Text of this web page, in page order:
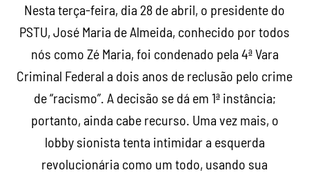
Nesta terça-feira, dia 28 de abril, o presidente do
PSTU, José Maria de Almeida, conhecido por todos
nós como Zé Maria, foi condenado pela 4ª Vara
Criminal Federal a dois anos de reclusão pelo crime
de “racismo”. A decisão se dá em 1ª instância;
portanto, ainda cabe recurso. Uma vez mais, o
lobby sionista tenta intimidar a esquerda
revolucionária como um todo, usando sua